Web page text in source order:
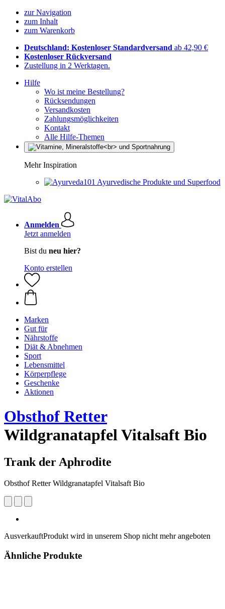
zur Navigation
zum Inhalt
zum Warenkorb
Deutschland: Kostenloser Standardversand ab 42,90 €
Kostenloser Rückversand
Zustellung in 2 Werktagen.
Hilfe
Wo ist meine Bestellung?
Rücksendungen
Versandkosten
Zahlungsmöglichkeiten
Kontakt
Alle Hilfe-Themen
Mehr Inspiration
Ayurvedische Produkte und Superfood
Anmelden
Jetzt anmelden
Bist du neu hier?
Konto erstellen
Marken
Gut für
Nährstoffe
Diät & Abnehmen
Sport
Lebensmittel
Körperpflege
Geschenke
Aktionen
Obsthof Retter
Wildgranatapfel Vitalsaft Bio
Trank der Aphrodite
Obsthof Retter Wildgranatapfel Vitalsaft Bio
AusverkauftProdukt wird in unserem Shop nicht mehr angeboten
Ähnliche Produkte